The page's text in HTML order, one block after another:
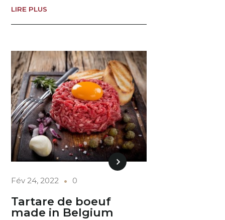
LIRE PLUS
Fév 24, 2022 0
Tartare de boeuf
made in Belgium